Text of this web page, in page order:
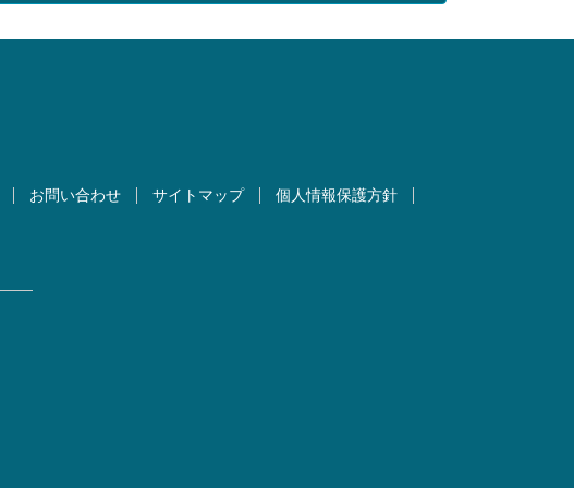
お問い合わせ サイトマップ 個人情報保護方針